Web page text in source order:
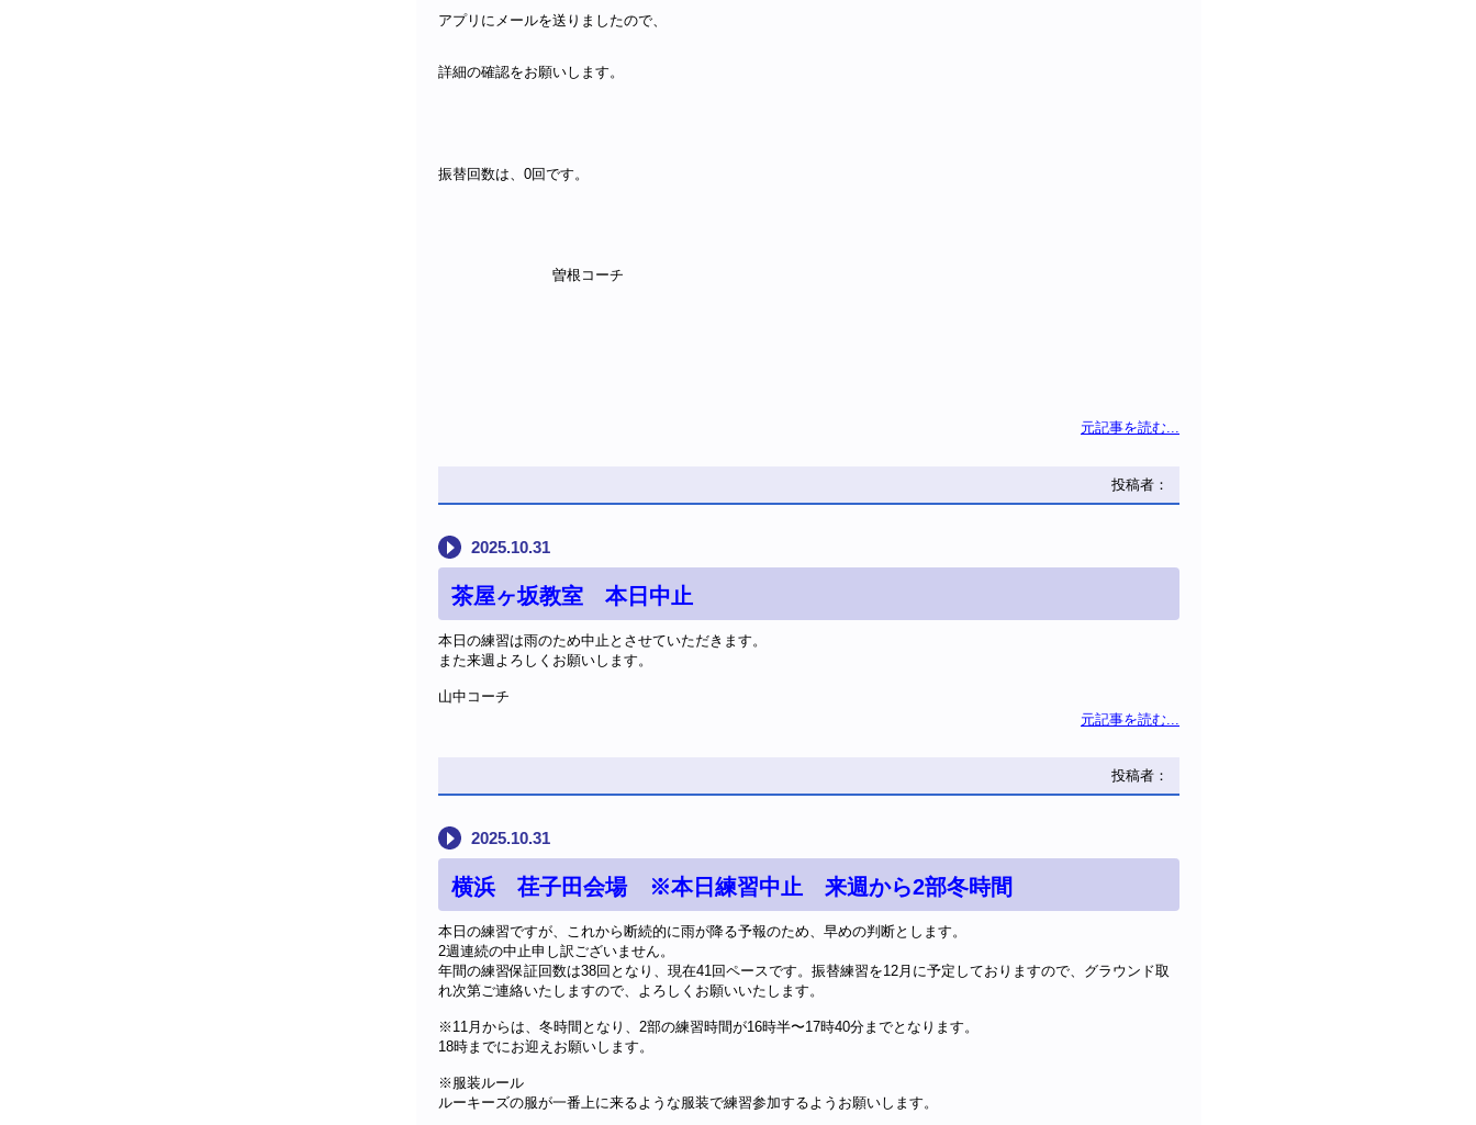
アプリにメールを送りましたので、
詳細の確認をお願いします。
振替回数は、0回です。
曽根コーチ
元記事を読む...
投稿者：
2025.10.31
茶屋ヶ坂教室 本日中止
本日の練習は雨のため中止とさせていただきます。
また来週よろしくお願いします。
山中コーチ
元記事を読む...
投稿者：
2025.10.31
横浜 荏子田会場 ※本日練習中止 来週から2部冬時間
本日の練習ですが、これから断続的に雨が降る予報のため、早めの判断とします。
2週連続の中止申し訳ございません。
年間の練習保証回数は38回となり、現在41回ペースです。振替練習を12月に予定しておりますので、グラウンド取
れ次第ご連絡いたしますので、よろしくお願いいたします。
※11月からは、冬時間となり、2部の練習時間が16時半〜17時40分までとなります。
18時までにお迎えお願いします。
※服装ルール
ルーキーズの服が一番上に来るような服装で練習参加するようお願いします。